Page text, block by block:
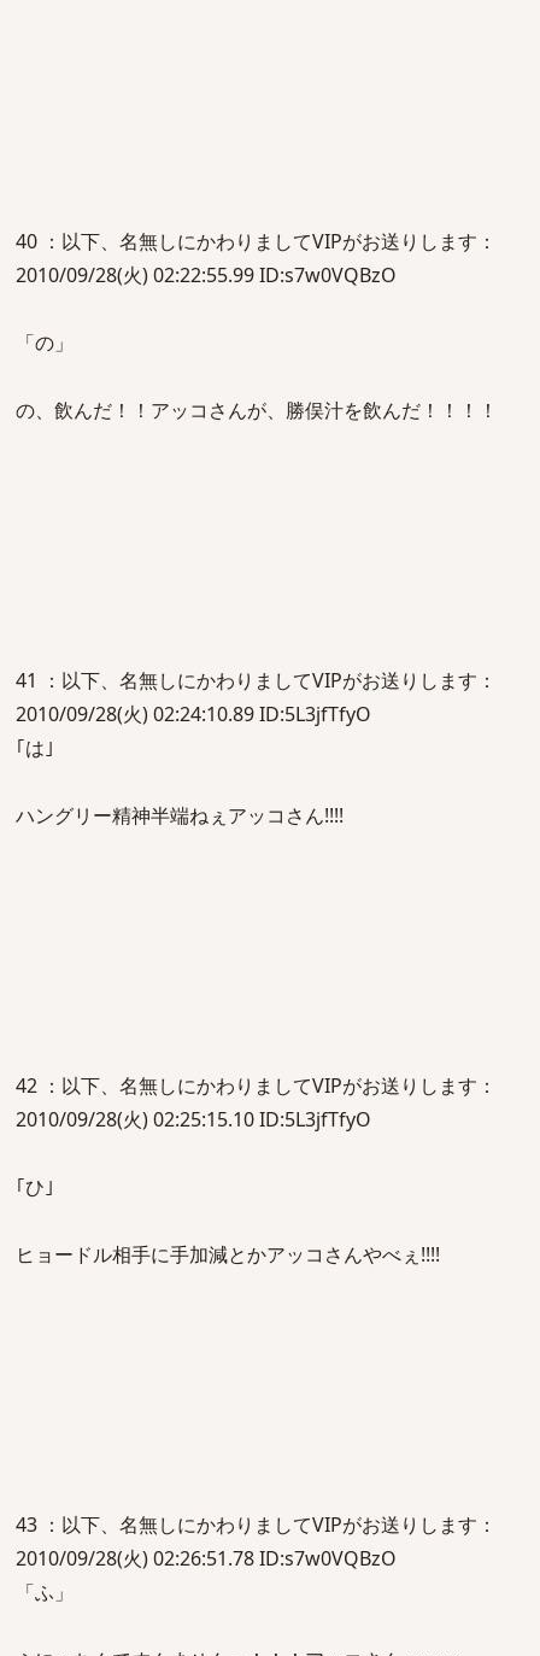
40 ：以下、名無しにかわりましてVIPがお送りします：
2010/09/28(火) 02:22:55.99 ID:s7w0VQBzO
「の」
の、飲んだ！！アッコさんが、勝俣汁を飲んだ！！！！
41 ：以下、名無しにかわりましてVIPがお送りします：
2010/09/28(火) 02:24:10.89 ID:5L3jfTfyO
｢は｣
ハングリー精神半端ねぇアッコさん!!!!
42 ：以下、名無しにかわりましてVIPがお送りします：
2010/09/28(火) 02:25:15.10 ID:5L3jfTfyO
｢ひ｣
ヒョードル相手に手加減とかアッコさんやべぇ!!!!
43 ：以下、名無しにかわりましてVIPがお送りします：
2010/09/28(火) 02:26:51.78 ID:s7w0VQBzO
「ふ」